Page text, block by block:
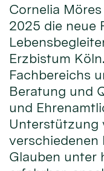
Cornelia
2025 die neue
Erzbistum
Fachbereichs
Beratung und
und
Unterstützung
verschiedenen
Glauben unter